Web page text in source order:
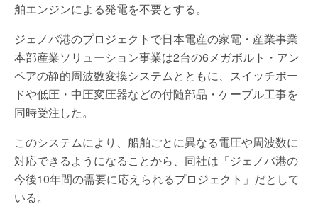
舶エンジンによる発電を不要とする。
ジェノバ港のプロジェクトで日本電産の家電・産業事業
本部産業ソリューション事業は2台の6メガボルト・アン
ペアの静的周波数変換システムとともに、スイッチボー
ドや低圧・中圧変圧器などの付随部品・ケーブル工事を
同時受注した。
このシステムにより、船舶ごとに異なる電圧や周波数に
対応できるようになることから、同社は「ジェノバ港の
今後10年間の需要に応えられるプロジェクト」だとして
いる。